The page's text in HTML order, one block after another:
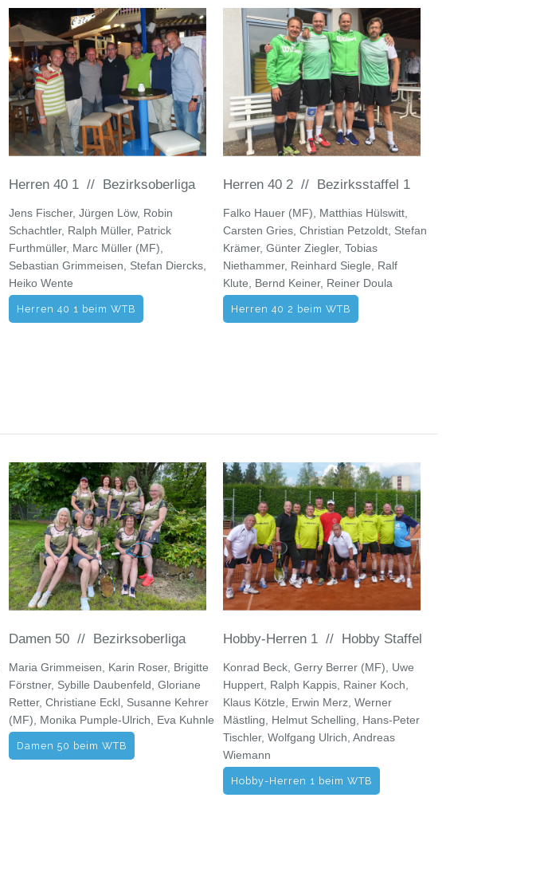
Herren 40 1 // Bezirksoberliga
Jens Fischer, Jürgen Löw, Robin
Schachtler, Ralph Müller, Patrick
Furthmüller, Marc Müller (MF),
Sebastian Grimmeisen, Stefan Diercks,
Heiko Wente
Herren 40 1 beim WTB
Herren 40 2 // Bezirksstaffel 1
Falko Hauer (MF), Matthias Hülswitt,
Carsten Gries, Christian Petzoldt, Stefan
Krämer, Günter Ziegler, Tobias
Niethammer, Reinhard Siegle, Ralf
Klute, Bernd Keiner, Reiner Doula
Herren 40 2 beim WTB
Damen 50 // Bezirksoberliga
Maria Grimmeisen, Karin Roser, Brigitte
Förstner, Sybille Daubenfeld, Gloriane
Retter, Christiane Eckl, Susanne Kehrer
(MF), Monika Pumple-Ulrich, Eva Kuhnle
Damen 50 beim WTB
Hobby-Herren 1 // Hobby Staffel
Konrad Beck, Gerry Berrer (MF), Uwe
Huppert, Ralph Kappis, Rainer Koch,
Klaus Kötzle, Erwin Merz, Werner
Mästling, Helmut Schelling, Hans-Peter
Tischler, Wolfgang Ulrich, Andreas
Wiemann
Hobby-Herren 1 beim WTB